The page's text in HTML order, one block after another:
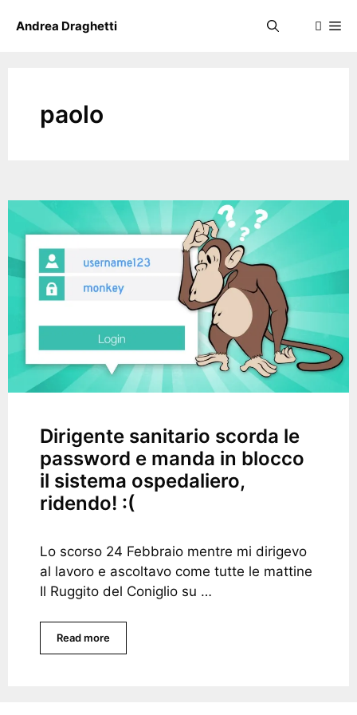
Andrea Draghetti
paolo
Dirigente sanitario scorda le
password e manda in blocco
il sistema ospedaliero,
ridendo! :(
Lo scorso 24 Febbraio mentre mi dirigevo
al lavoro e ascoltavo come tutte le mattine
Il Ruggito del Coniglio su …
Read more